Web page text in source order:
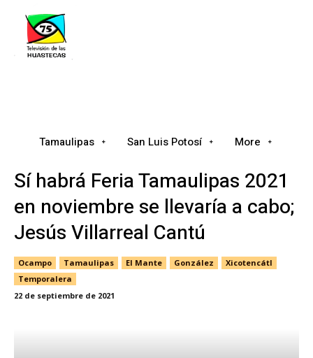
Tamaulipas San Luis Potosí More
Sí habrá Feria Tamaulipas 2021
en noviembre se llevaría a cabo;
Jesús Villarreal Cantú
Ocampo Tamaulipas El Mante González
Xicotencátl
Temporalera
22 de septiembre de 2021